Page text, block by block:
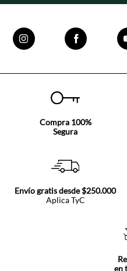
Compra 100%
Segura
Envío gratis desde $250.000
Aplica TyC
en